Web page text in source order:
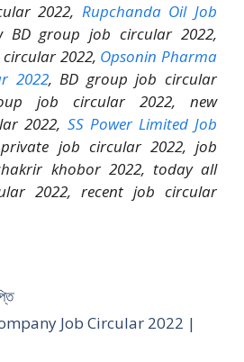
2022, Rupchanda Oil Job
BD group job circular 2022,
2022, Opsonin Pharma
2022, BD group job circular
job circular 2022, new
2022, SS Power Limited Job
job circular 2022, job
khobor 2022, today all
2022, recent job circular
Job Circular 2022 |